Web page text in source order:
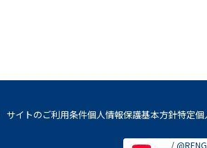
サイトのご利用条件個人情報保護基本方針特定個
/